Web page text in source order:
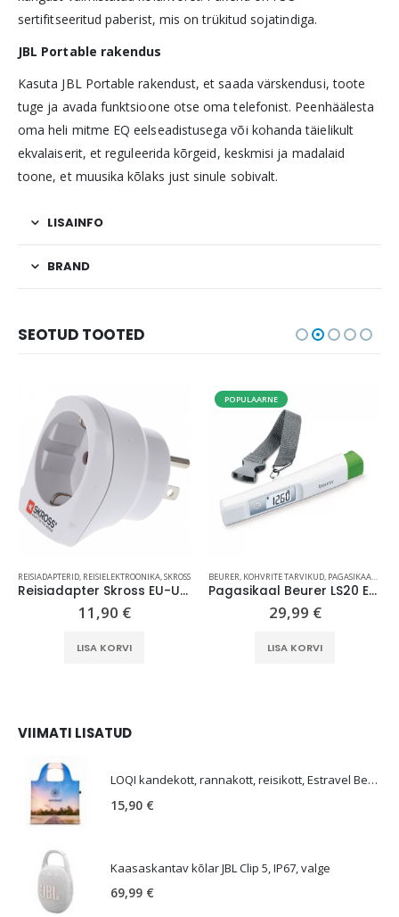
sertifitseeritud paberist, mis on trükitud sojatindiga.
JBL Portable rakendus
Kasuta JBL Portable rakendust, et saada värskendusi, toote
tuge ja avada funktsioone otse oma telefonist. Peenhäälesta
oma heli mitme EQ eelseadistusega või kohanda täielikult
ekvalaiserit, et reguleerida kõrgeid, keskmisi ja madalaid
toone, et muusika kõlaks just sinule sobivalt.
LISAINFO
BRAND
SEOTUD TOOTED
REISIADAPTERID, REISIELEKTROONIKA,SKROSS
Reisiadapter Skross EU-USA
11,90 €
LISA KORVI
POPULAARNE
BEURER, KOHVRITE TARVIKUD, PAGASIKAALUD
Pagasikaal Beurer LS20 Eco, patareivaba, valge
29,99 €
LISA KORVI
VIIMATI LISATUD
LOQI kandekott, rannakott, reisikott, Estravel Beach Bag
15,90 €
Kaasaskantav kõlar JBL Clip 5, IP67, valge
69,99 €